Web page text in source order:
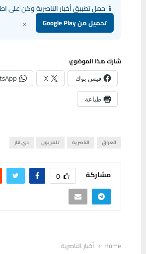
📱 حمل تطبيق أخبار الناصرية وكن على
تحميل من Google Play ×
شارك هذا الموضوع:
فيس بوك X
طباعة
العراق الناصرية تلفزيون ذي قار
مشاركة 0
Home أخبار الناصرية